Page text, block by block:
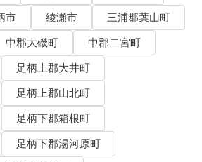
市 綾瀬市
三浦郡葉山町
中郡大磯町
中郡二宮町
足柄上郡大井町
足柄上郡山北町
足柄下郡箱根町
足柄下郡湯河原町